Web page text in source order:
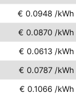
€ 0.0948 /kWh
€ 0.0870 /kWh
€ 0.0613 /kWh
€ 0.0787 /kWh
€ 0.1066 /kWh